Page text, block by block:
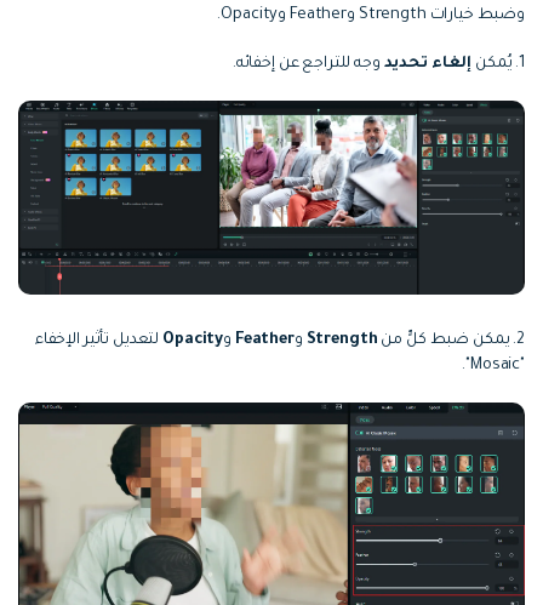
وضبط خيارات Strength وFeather وOpacity.
1. يُمكن إلغاء تحديد وجه للتراجع عن إخفائه.
2. يمكن ضبط كلٍّ من Strength وFeather وOpacity لتعديل تأثير الإخفاء